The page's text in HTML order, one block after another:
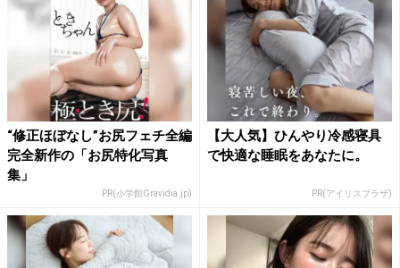
“修正ほぼなし”お尻フェチ全編
完全新作の「お尻特化写真
集」
PR(小学館Gravidia.jp)
【大人気】ひんやり冷感寝具
で快適な睡眠をあなたに。
PR(アイリスプラザ)